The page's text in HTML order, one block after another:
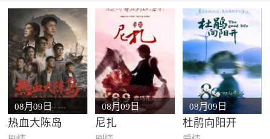
08月09日
热血大陈岛
08月09日
尼扎
08月09日
杜鹃向阳开